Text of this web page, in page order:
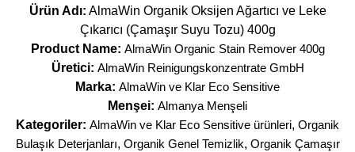
Ürün Adı: AlmaWin Organik Oksijen Ağartıcı ve Leke
Çıkarıcı (Çamaşır Suyu Tozu) 400g
Product Name: AlmaWin Organic Stain Remover 400g
Üretici: AlmaWin Reinigungskonzentrate GmbH
Marka: AlmaWin ve Klar Eco Sensitive
Menşei: Almanya Menşeli
Kategoriler: AlmaWin ve Klar Eco Sensitive ürünleri, Organik
Bulaşık Deterjanları, Organik Genel Temizlik, Organik Çamaşır